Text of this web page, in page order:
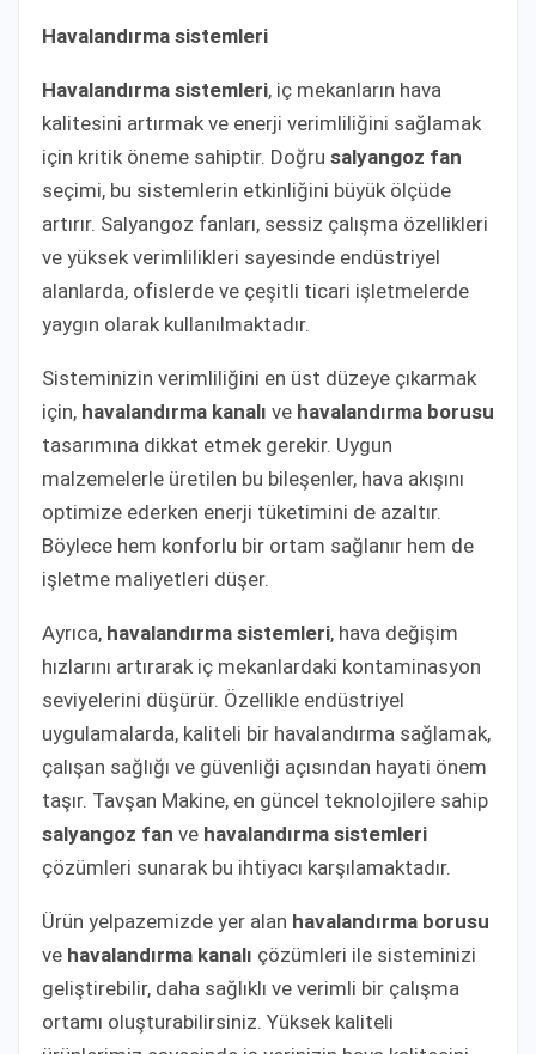
Havalandırma sistemleri
Havalandırma sistemleri, iç mekanların hava
kalitesini artırmak ve enerji verimliliğini sağlamak
için kritik öneme sahiptir. Doğru salyangoz fan
seçimi, bu sistemlerin etkinliğini büyük ölçüde
artırır. Salyangoz fanları, sessiz çalışma özellikleri
ve yüksek verimlilikleri sayesinde endüstriyel
alanlarda, ofislerde ve çeşitli ticari işletmelerde
yaygın olarak kullanılmaktadır.
Sisteminizin verimliliğini en üst düzeye çıkarmak
için, havalandırma kanalı ve havalandırma borusu
tasarımına dikkat etmek gerekir. Uygun
malzemelerle üretilen bu bileşenler, hava akışını
optimize ederken enerji tüketimini de azaltır.
Böylece hem konforlu bir ortam sağlanır hem de
işletme maliyetleri düşer.
Ayrıca, havalandırma sistemleri, hava değişim
hızlarını artırarak iç mekanlardaki kontaminasyon
seviyelerini düşürür. Özellikle endüstriyel
uygulamalarda, kaliteli bir havalandırma sağlamak,
çalışan sağlığı ve güvenliği açısından hayati önem
taşır. Tavşan Makine, en güncel teknolojilere sahip
salyangoz fan ve havalandırma sistemleri
çözümleri sunarak bu ihtiyacı karşılamaktadır.
Ürün yelpazemizde yer alan havalandırma borusu
ve havalandırma kanalı çözümleri ile sisteminizi
geliştirebilir, daha sağlıklı ve verimli bir çalışma
ortamı oluşturabilirsiniz. Yüksek kaliteli